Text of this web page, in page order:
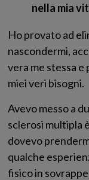
nella mia
Ho provato ad
nascondermi,
vera me stessa
miei veri bisogni.
Avevo messo a
sclerosi multipla
dovevo
qualche
fisico in